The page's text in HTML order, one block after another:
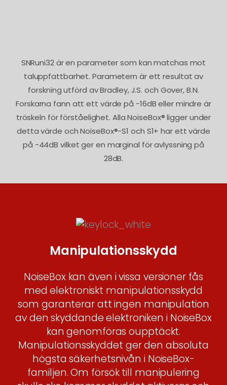
SNRuni32 är en parameter som kan matchas mot
taluppfattbarhet. Parametern är ett resultat av
forskning utförd av Bradley, J.S. och Gover, B.N.
Forskarna fann att ett värde på -16dB eller mindre är
tröskeln för förståelighet. Alla NoiseBox® ligger under
detta värde och NoiseBox®-S1 och S1+ har ett värde
på -44dB vilket ger en marginal för avlyssning på
28dB.
Manipulationsskydd
NoiseBox kan även i vissa versioner fås
med elektroniskt manipulationsskydd
som garanterar att ingen manipulation
av den skyddande elektroniken i NoiseBox
kan genomföras oupptäckt.
Manipulationsskyddet ger den absoluta
högsta säkerhetsnivån i NoiseBox-
familjen. Om försök till manipulering